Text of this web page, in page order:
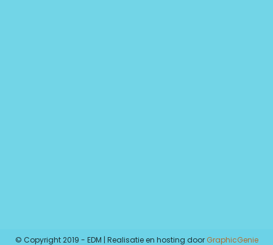
© Copyright 2019 - EDM | Realisatie en hosting door GraphicGenie